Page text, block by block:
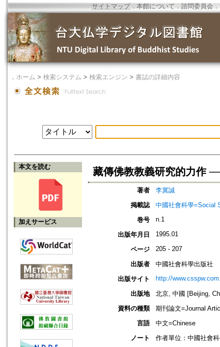
サイトマップ．本館について ． 諮問委員会 ．
． ホーム > 検索システム > 検索エンジン > 書誌の詳細内容
本文を読む
加えサービス
藏傳佛教教義研究的力作
著者
李冀誠
掲載誌
中國社會科學=Social
巻号
n.1
出版年月日 1995.01
ページ 205 - 207
出版者
中國社會科學出版社
出版サイト
http://
出版地
北京, 中國 [Beijing,
資料の種類
期刊論文=Journal
言語
中文=Chinese
ノート
作者單位：中國社會